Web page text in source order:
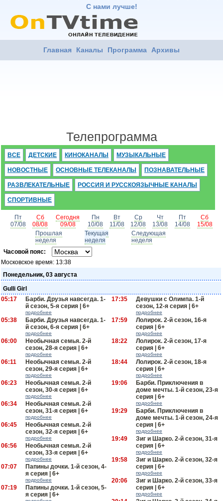
С нами лучше!
Главная Каналы Программа Архивы
Телепрограмма
ВСЕ ДЕТСКИЕ КИНОКАНАЛЫ МУЗЫКАЛЬНЫЕ
НОВОСТНЫЕ ОСНОВНЫЕ ТЕЛЕКАНАЛЫ ПОЗНАВАТЕЛЬНЫЕ
РАЗВЛЕКАТЕЛЬНЫЕ РОССИЯ И РУССКОЯЗЫЧНЫЕ КАНАЛЫ
СПОРТИВНЫЕ
Пт
07/08
Сб
08/08
Сегодня
09/08
Пн
10/08
Вт
11/08
Ср
12/08
Чт
13/08
Пт
14/08
Сб
15/08
Прошлая
неделя
Текущая
неделя
Следующая
неделя
Часовой пояс:
Московское время: 13:38
Понедельник, 03 августа
Gulli Girl
05:17
Барби. Друзья навсегда. 1-
й сезон, 5-я серия | 6+
подробнее
05:38
Барби. Друзья навсегда. 1-
й сезон, 6-я серия | 6+
подробнее
06:00
Необычная семья. 2-й
сезон, 28-я серия | 6+
подробнее
06:11
Необычная семья. 2-й
сезон, 29-я серия | 6+
подробнее
06:23
Необычная семья. 2-й
сезон, 30-я серия | 6+
подробнее
06:34
Необычная семья. 2-й
сезон, 31-я серия | 6+
подробнее
06:45
Необычная семья. 2-й
сезон, 32-я серия | 6+
подробнее
06:56
Необычная семья. 2-й
сезон, 33-я серия | 6+
подробнее
07:07
Папины дочки. 1-й сезон, 4-
я серия | 6+
подробнее
07:19
Папины дочки. 1-й сезон, 5-
я серия | 6+
17:35
Девушки с Олимпа. 1-й
сезон, 12-я серия | 6+
подробнее
17:59
Лолирок. 2-й сезон, 16-я
серия | 6+
подробнее
18:22
Лолирок. 2-й сезон, 17-я
серия | 6+
подробнее
18:44
Лолирок. 2-й сезон, 18-я
серия | 6+
подробнее
19:06
Барби. Приключения в
доме мечты. 1-й сезон, 23-я
серия | 6+
подробнее
19:29
Барби. Приключения в
доме мечты. 1-й сезон, 24-я
серия | 6+
подробнее
19:49
Зиг и Шарко. 2-й сезон, 31-я
серия | 6+
подробнее
19:58
Зиг и Шарко. 2-й сезон, 32-я
серия | 6+
подробнее
20:06
Зиг и Шарко. 2-й сезон, 33-я
серия | 6+
подробнее